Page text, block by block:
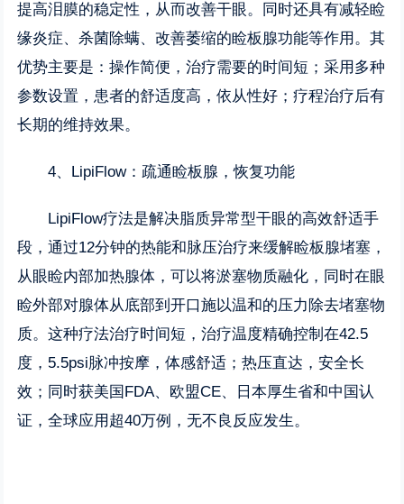
提高泪膜的稳定性，从而改善干眼。同时还具有减轻睑
缘炎症、杀菌除螨、改善萎缩的睑板腺功能等作用。其
优势主要是：操作简便，治疗需要的时间短；采用多种
参数设置，患者的舒适度高，依从性好；疗程治疗后有
长期的维持效果。
4、LipiFlow：疏通睑板腺，恢复功能
LipiFlow疗法是解决脂质异常型干眼的高效舒适手
段，通过12分钟的热能和脉压治疗来缓解睑板腺堵塞，
从眼睑内部加热腺体，可以将淤塞物质融化，同时在眼
睑外部对腺体从底部到开口施以温和的压力除去堵塞物
质。这种疗法治疗时间短，治疗温度精确控制在42.5
度，5.5psi脉冲按摩，体感舒适；热压直达，安全长
效；同时获美国FDA、欧盟CE、日本厚生省和中国认
证，全球应用超40万例，无不良反应发生。